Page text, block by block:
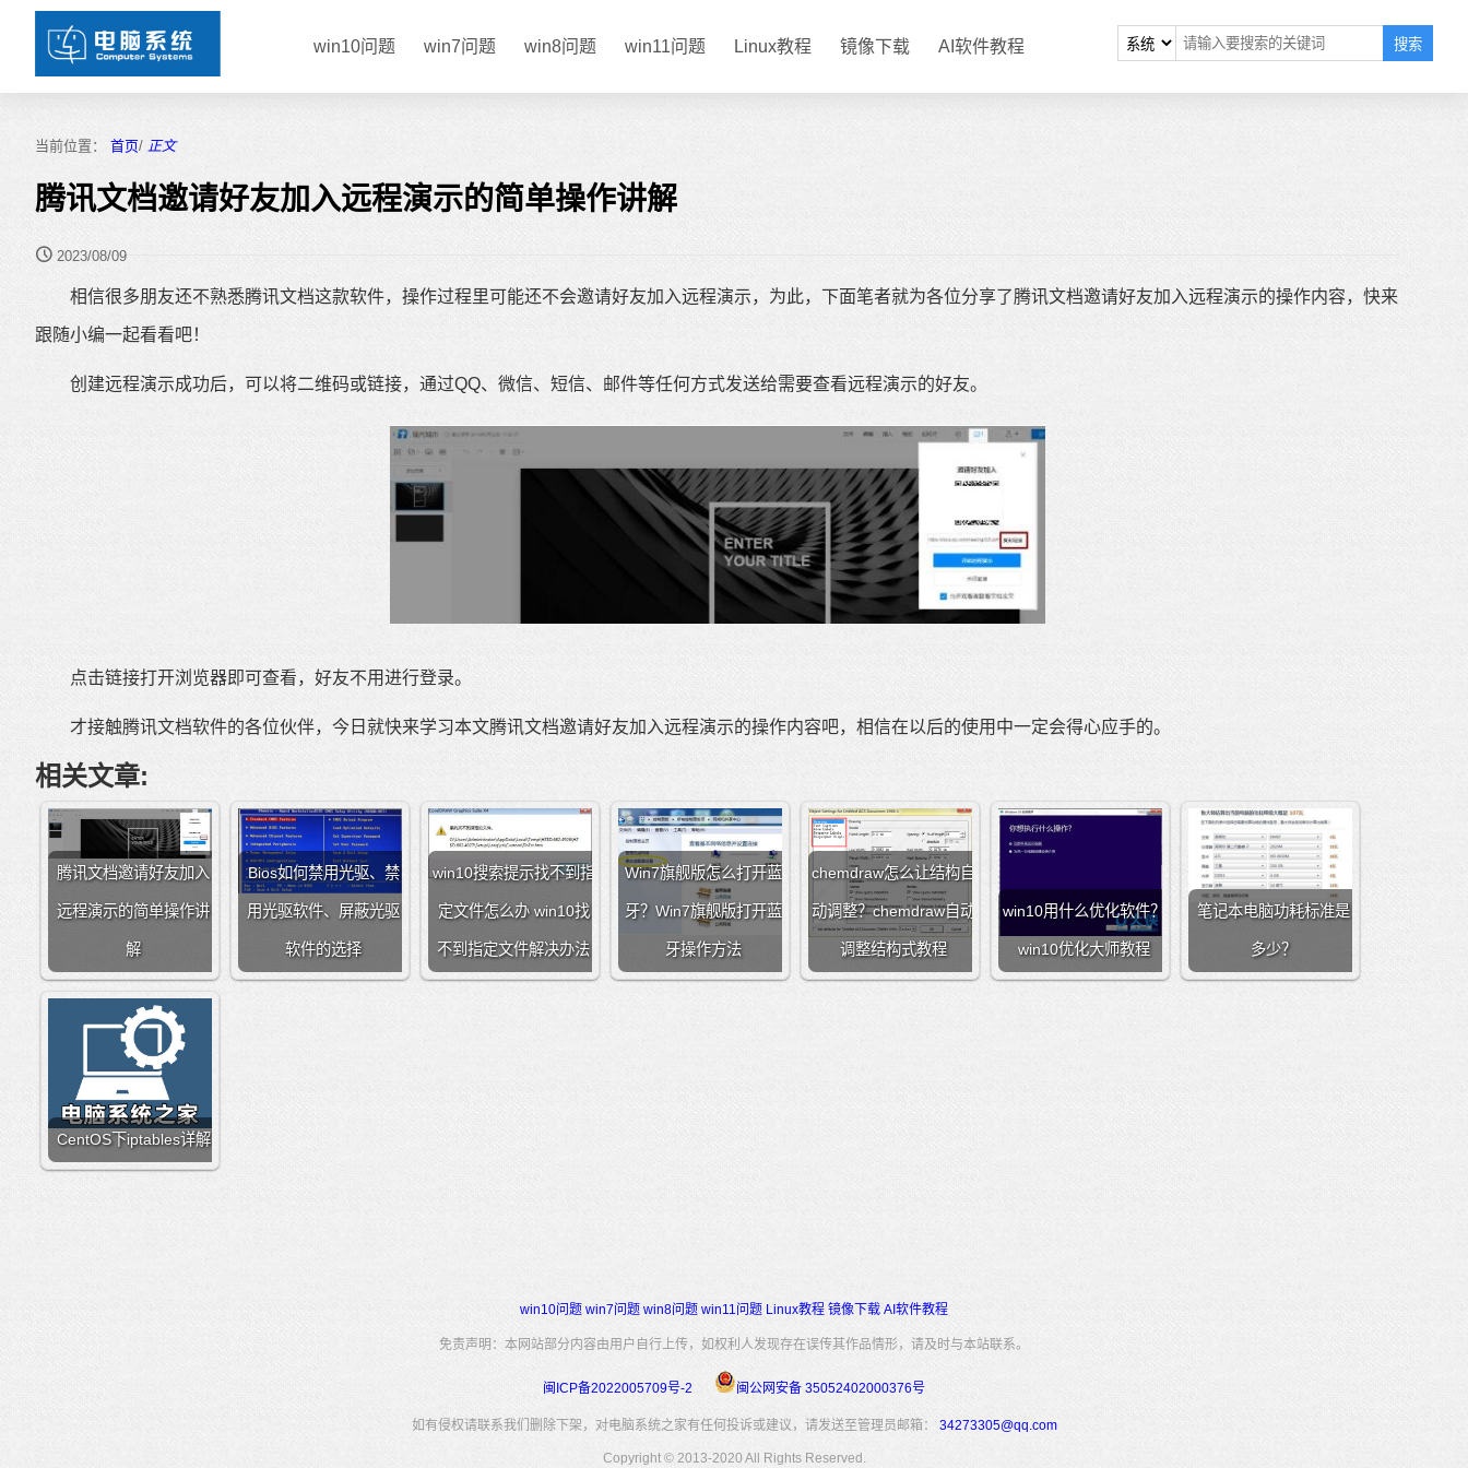
win10问题 win7问题 win8问题 win11问题 Linux教程 镜像下载 AI软件教程 搜索
当前位置： 首页/ 正文
腾讯文档邀请好友加入远程演示的简单操作讲解
2023/08/09
相信很多朋友还不熟悉腾讯文档这款软件，操作过程里可能还不会邀请好友加入远程演示，为此，下面笔者就为各位分享了腾讯文档邀请好友加入远程演示的操作内容，快来
跟随小编一起看看吧！
创建远程演示成功后，可以将二维码或链接，通过QQ、微信、短信、邮件等任何方式发送给需要查看远程演示的好友。
点击链接打开浏览器即可查看，好友不用进行登录。
才接触腾讯文档软件的各位伙伴，今日就快来学习本文腾讯文档邀请好友加入远程演示的操作内容吧，相信在以后的使用中一定会得心应手的。
相关文章:
腾讯文档邀请好友加入
远程演示的简单操作讲
解
Bios如何禁用光驱、禁
用光驱软件、屏蔽光驱
软件的选择
win10搜索提示找不到指
定文件怎么办 win10找
不到指定文件解决办法
Win7旗舰版怎么打开蓝
牙？Win7旗舰版打开蓝
牙操作方法
chemdraw怎么让结构自
动调整？chemdraw自动
调整结构式教程
win10用什么优化软件？
win10优化大师教程
笔记本电脑功耗标准是
多少？
CentOS下iptables详解
win10问题 win7问题 win8问题 win11问题 Linux教程 镜像下载 AI软件教程
免责声明：本网站部分内容由用户自行上传，如权利人发现存在误传其作品情形，请及时与本站联系。
闽ICP备2022005709号-2 闽公网安备 35052402000376号
如有侵权请联系我们删除下架，对电脑系统之家有任何投诉或建议，请发送至管理员邮箱： 34273305@qq.com
Copyright © 2013-2020 All Rights Reserved.